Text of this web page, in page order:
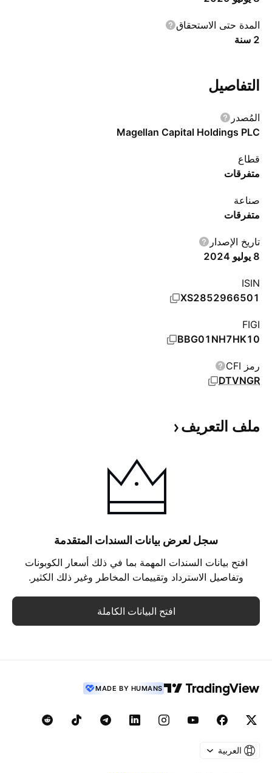
المدة حتى الاستحقاق
‎2‎ سنة‎
التفاصيل
المُصدر
Magellan Capital Holdings PLC
قطاع
متفرقات
صناعة
متفرقات
تاريخ الإصدار
8 يوليو 2024
ISIN
XS2852966501
FIGI
BBG01NH7HK10
رمز CFI
DTVNGR
ملف التعريف
سجل لعرض بيانات السندات المتقدمة
افتح بيانات السندات المهمة بما في ذلك أسعار الكوبونات
وتفاصيل الاسترداد وتقييمات المخاطر وغير ذلك الكثير.
افتح البيانات الكاملة
MADE BY HUMANS
العربية